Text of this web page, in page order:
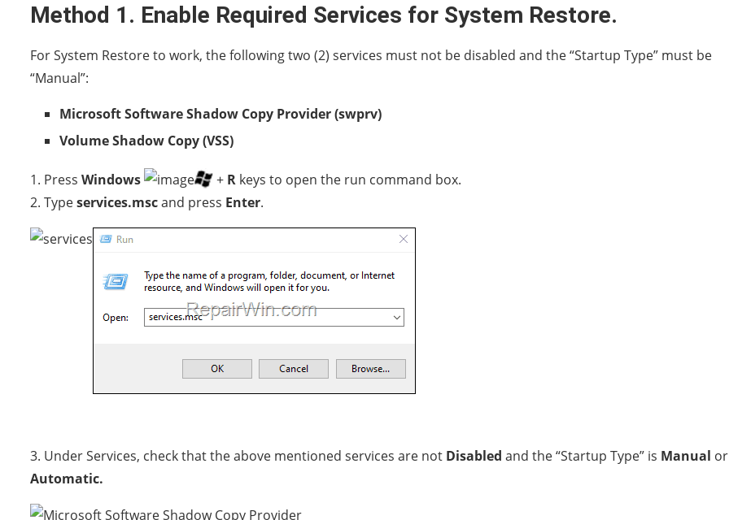
Method 1. Enable Required Services for System Restore.
For System Restore to work, the following two (2) services must not be disabled and the “Startup Type” must be
“Manual”:
Microsoft Software Shadow Copy Provider (swprv)
Volume Shadow Copy (VSS)
1. Press Windows + R keys to open the run command box.
2. Typeservices.mscand press Enter.
3. Under Services, check that the above mentioned services are not Disabled and the “Startup Type” is Manual or
Automatic.